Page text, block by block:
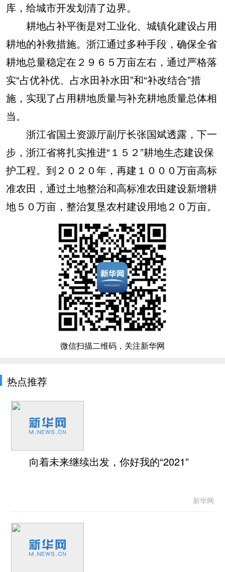
库，给城市开发划清了边界。
耕地占补平衡是对工业化、城镇化建设占用
耕地的补救措施。浙江通过多种手段，确保全省
耕地总量稳定在２９６５万亩左右，通过严格落
实“占优补优、占水田补水田”和“补改结合”措
施，实现了占用耕地质量与补充耕地质量总体相
当。
浙江省国土资源厅副厅长张国斌透露，下一
步，浙江省将扎实推进“１５２”耕地生态建设保
护工程。到２０２０年，再建１０００万亩高标
准农田，通过土地整治和高标准农田建设新增耕
地５０万亩，整治复垦农村建设用地２０万亩。
微信扫描二维码，关注新华网
热点推荐
向着未来继续出发，你好我的“2021”
新华网